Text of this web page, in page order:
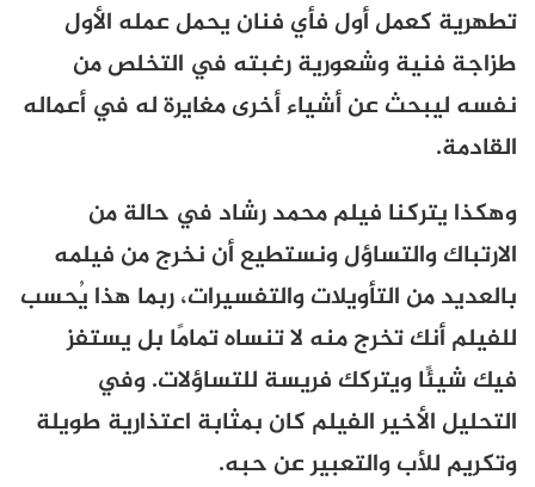
تطهرية كعمل أول فأي فنان يحمل عمله الأول
طزاجة فنية وشعورية رغبته في التخلص من
نفسه ليبحث عن أشياء أخرى مغايرة له في أعماله
القادمة.
وهكذا يتركنا فيلم محمد رشاد في حالة من
الارتباك والتساؤل ونستطيع أن نخرج من فيلمه
بالعديد من التأويلات والتفسيرات، ربما هذا يُحسب
للفيلم أنك تخرج منه لا تنساه تمامًا بل يستفز
فيك شيئًا ويتركك فريسة للتساؤلات. وفي
التحليل الأخير الفيلم كان بمثابة اعتذارية طويلة
وتكريم للأب والتعبير عن حبه.